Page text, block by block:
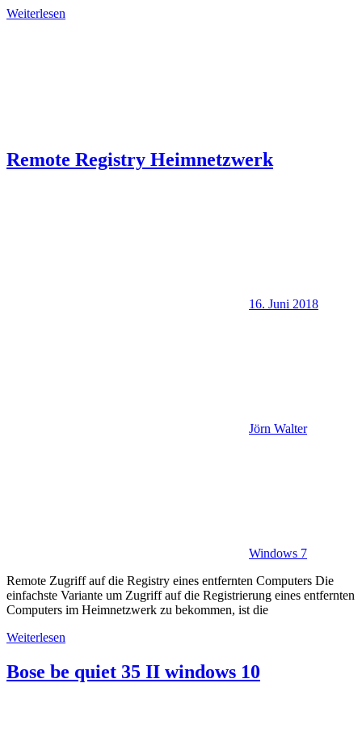
Weiterlesen
Remote Registry Heimnetzwerk
16. Juni 2018
Jörn Walter
Windows 7
Remote Zugriff auf die Registry eines entfernten Computers Die
einfachste Variante um Zugriff auf die Registrierung eines entfernten
Computers im Heimnetzwerk zu bekommen, ist die
Weiterlesen
Bose be quiet 35 II windows 10